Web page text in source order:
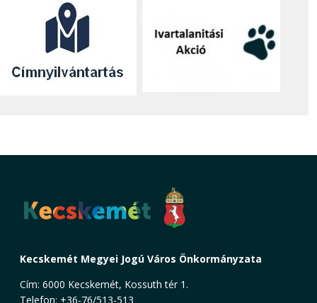
Kecskemét Megyei Jogú Város Önkormányzata
Cím: 6000 Kecskemét, Kossuth tér 1.
Telefon: +36-76/513-513